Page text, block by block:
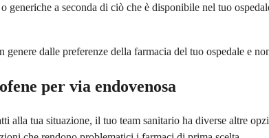
a seconda di ciò che è disponibile nel tuo
dalle preferenze della farmacia del tuo ospedale e
per via endovenosa
alla tua situazione, il tuo team sanitario ha diverse altre